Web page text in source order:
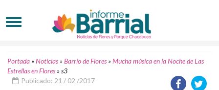
Portada »Noticias »Barrio de Flores »Mucha música en la Noche de Las
Estrellas en Flores »s3
Publicado: 21 / 02 /2017